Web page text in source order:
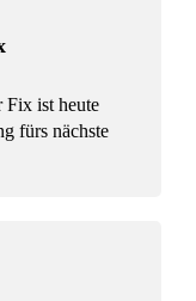
Fix ist heute
fürs nächste